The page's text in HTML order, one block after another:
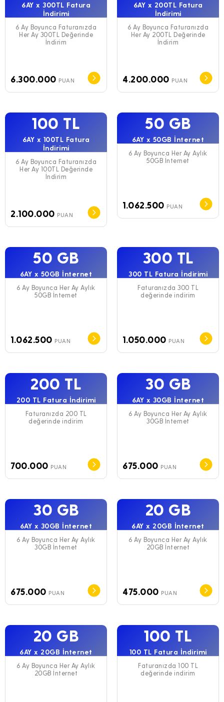
6AY x 300TL Fatura
İndirimi
6 Ay Boyunca Faturanızda
Her Ay 300TL Değerinde
İndirim
6.300.000 PUAN
6AY x 200TL Fatura
İndirimi
6 Ay Boyunca Faturanızda
Her Ay 200TL Değerinde
İndirim
4.200.000 PUAN
100 TL
6AY x 100TL Fatura
İndirimi
6 Ay Boyunca Faturanızda
Her Ay 100TL Değerinde
İndirim
2.100.000 PUAN
50 GB
6AY x 50GB İnternet
6 Ay Boyunca Her Ay Aylık
50GB İnternet
1.062.500 PUAN
50 GB
6AY x 50GB İnternet
6 Ay Boyunca Her Ay Aylık
50GB İnternet
1.062.500 PUAN
300 TL
300 TL Fatura İndirimi
Faturanızda 300 TL
değerinde indirim
1.050.000 PUAN
200 TL
200 TL Fatura İndirimi
Faturanızda 200 TL
değerinde indirim
700.000 PUAN
30 GB
6AY x 30GB İnternet
6 Ay Boyunca Her Ay Aylık
30GB İnternet
675.000 PUAN
30 GB
6AY x 30GB İnternet
6 Ay Boyunca Her Ay Aylık
30GB İnternet
675.000 PUAN
20 GB
6AY x 20GB İnternet
6 Ay Boyunca Her Ay Aylık
20GB İnternet
475.000 PUAN
20 GB
6AY x 20GB İnternet
6 Ay Boyunca Her Ay Aylık
20GB İnternet
100 TL
100 TL Fatura İndirimi
Faturanızda 100 TL
değerinde indirim